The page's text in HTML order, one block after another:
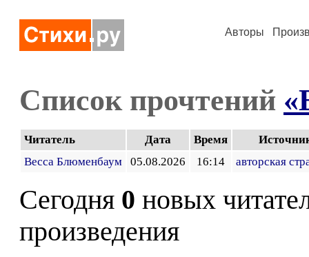
Авторы
Список прочтений
Читатель Дата Время
Весса Блюменбаум
05.08.2026 16:14 авторская
Сегодня 0 новых
произведения